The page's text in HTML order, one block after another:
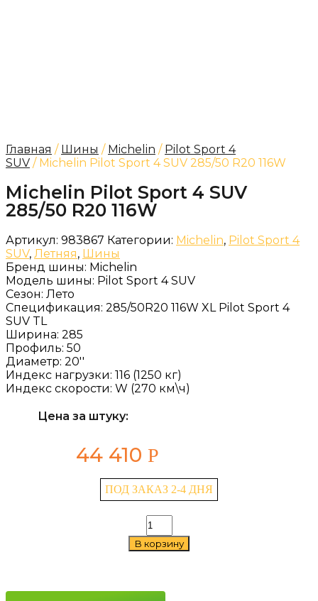
Главная / Шины / Michelin / Pilot Sport 4
SUV / Michelin Pilot Sport 4 SUV 285/50 R20 116W
Michelin Pilot Sport 4 SUV
285/50 R20 116W
Артикул: 983867 Категории: Michelin, Pilot Sport 4
SUV, Летняя, Шины
Бренд шины: Michelin
Модель шины: Pilot Sport 4 SUV
Сезон: Лето
Спецификация: 285/50R20 116W XL Pilot Sport 4
SUV TL
Ширина: 285
Профиль: 50
Диаметр: 20''
Индекс нагрузки: 116 (1250 кг)
Индекс скорости: W (270 км\ч)
Цена за штуку:
44 410 Р
ПОД ЗАКАЗ 2-4 ДНЯ
Количество
товара
Michelin
SUV
В корзину